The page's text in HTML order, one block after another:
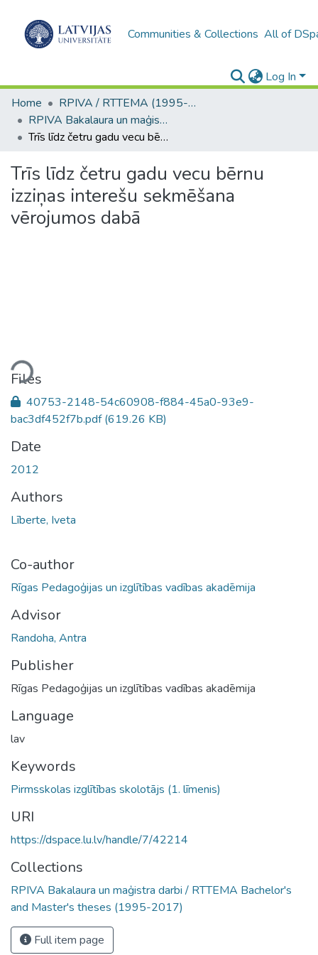
Communities & Collections All of
Log In
Home
RPIVA / RTTEMA (1995-2016)
RPIVA Bakalaura un maģistra darbi / RTTEMA Bachelor's and Master's theses (1995-2017)
Trīs līdz četru gadu vecu bērnu izziņas interešu sekmēšana vērojumos dabā
Trīs līdz četru gadu vecu bērnu
izziņas interešu sekmēšana
vērojumos dabā
Files
40753-2148-54c60908-f884-45a0-93e9-
bac3df452f7b.pdf(619.26 KB)
Date
2012
Authors
Līberte, Iveta
Co-author
Rīgas Pedagoģijas un izglītības vadības akadēmija
Advisor
Randoha, Antra
Publisher
Rīgas Pedagoģijas un izglītības vadības akadēmija
Language
lav
Keywords
Pirmsskolas izglītības skolotājs (1. līmenis)
URI
https://dspace.lu.lv/handle/7/42214
Collections
RPIVA Bakalaura un maģistra darbi / RTTEMA Bachelor's
and Master's theses (1995-2017)
Full item page